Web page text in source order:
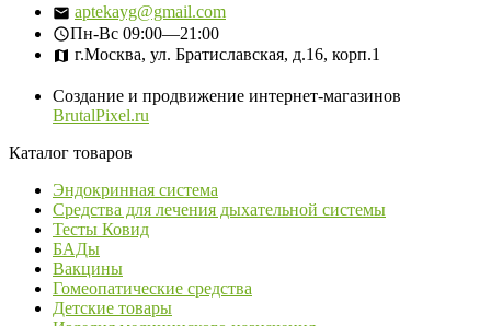
aptekayg@gmail.com
Пн-Вс 09:00—21:00
г.Москва, ул. Братиславская, д.16, корп.1
Создание и продвижение интернет-магазинов
BrutalPixel.ru
Каталог товаров
Эндокринная система
Средства для лечения дыхательной системы
Тесты Ковид
БАДы
Вакцины
Гомеопатические средства
Детские товары